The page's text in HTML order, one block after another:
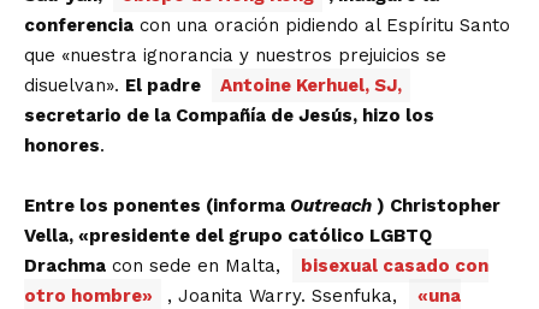
conferencia con una oración pidiendo al Espíritu Santo
que «nuestra ignorancia y nuestros prejuicios se
disuelvan». El padre
Antoine Kerhuel, SJ,
secretario de la Compañía de Jesús, hizo los
honores.
Entre los ponentes (informa Outreach ) Christopher
Vella, «presidente del grupo católico LGBTQ
Drachma con sede en Malta,
bisexual casado con
otro hombre»
, Joanita Warry. Ssenfuka,
«una